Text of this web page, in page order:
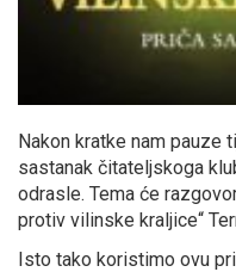
Nakon kratke nam pauze
sastanak čitateljskoga
odrasle. Tema će
protiv vilinske kraljice“
Isto tako koristimo ovu